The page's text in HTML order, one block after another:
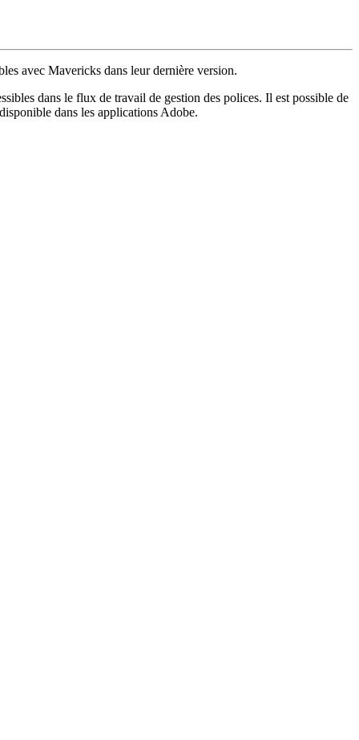
avec Mavericks dans leur dernière version.
dans le flux de travail de gestion des polices. Il est possible de
dans les applications Adobe.